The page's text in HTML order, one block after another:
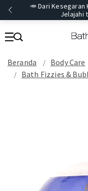
🥕 Dari Kesegaran
Jelajahi
Beranda Body Care
Bath Fizzies &